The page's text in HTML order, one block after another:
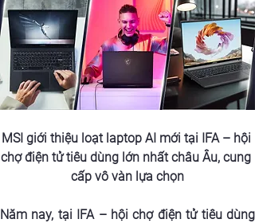
MSI giới thiệu loạt laptop AI mới tại IFA – hội
chợ điện tử tiêu dùng lớn nhất châu Âu, cung
cấp vô vàn lựa chọn
Năm nay, tại IFA – hội chợ điện tử tiêu dùng